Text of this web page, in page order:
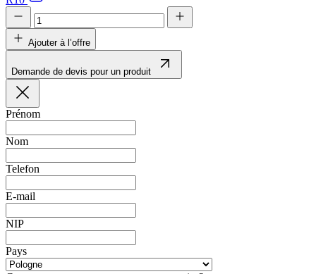
Ajouter à l’offre
Demande de devis pour un produit
Prénom
Nom
Telefon
E-mail
NIP
Pays